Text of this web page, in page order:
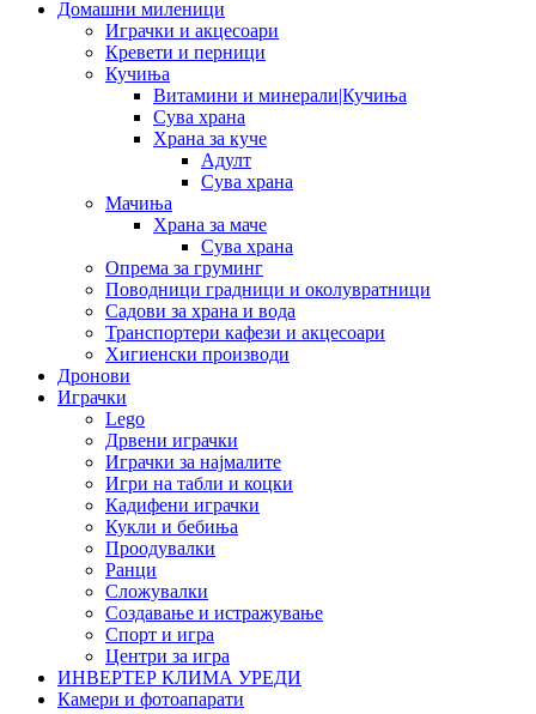
Домашни миленици
Играчки и акцесоари
Кревети и перници
Кучиња
Витамини и минерали|Кучиња
Сува храна
Храна за куче
Адулт
Сува храна
Мачиња
Храна за маче
Сува храна
Опрема за груминг
Поводници градници и околувратници
Садови за храна и вода
Транспортери кафези и акцесоари
Хигиенски производи
Дронови
Играчки
Lego
Дрвени играчки
Играчки за најмалите
Игри на табли и коцки
Кадифени играчки
Кукли и бебиња
Проодувалки
Ранци
Сложувалки
Создавање и истражување
Спорт и игра
Центри за игра
ИНВЕРТЕР КЛИМА УРЕДИ
Камери и фотоапарати